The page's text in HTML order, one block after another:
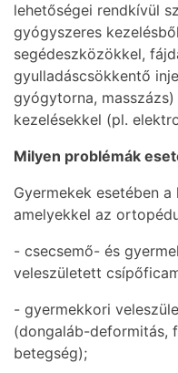
lehetőségei rendkívül
gyógyszeres
segédeszközökkel,
gyulladáscsökkentő
gyógytorna,
kezelésekkel (pl.
Milyen problémák
Gyermekek esetében
amelyekkel az
- csecsemő- és
veleszületett
- gyermekkori
(dongaláb-deformitás,
betegség);